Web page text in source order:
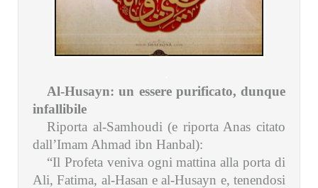
Al-Husayn: un essere purificato, dunque
infallibile
Riporta al-Samhoudi (e riporta Anas citato
dall’Imam Ahmad ibn Hanbal):
“Il Profeta veniva ogni mattina alla porta di
Ali, Fatima, al-Hasan e al-Husayn e, tenendosi